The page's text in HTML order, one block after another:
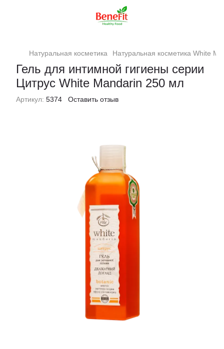
Натуральная косметика Натуральная косметика White
Гель для интимной гигиены серии
Цитрус White Mandarin 250 мл
Артикул: 5374 Оставить отзыв